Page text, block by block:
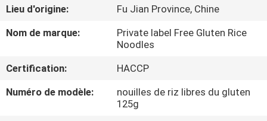
DES
PRODUITS
AU
SUJET
Lieu d'origine:
Fu Jian Province, Chine
Nom de marque:
Private label Free Gluten Rice
Noodles
Certification:
HACCP
Numéro de modèle:
nouilles de riz libres du gluten
125g